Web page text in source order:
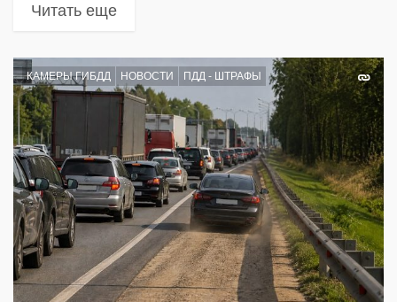
Читать еще
КАМЕРЫ ГИБДД НОВОСТИ ПДД - ШТРАФЫ